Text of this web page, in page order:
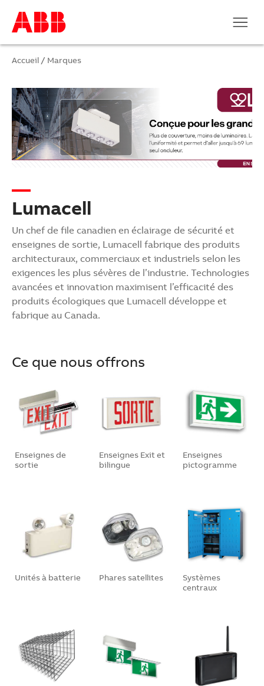
Accueil / Marques
Lumacell
Un chef de file canadien en éclairage de sécurité et
enseignes de sortie, Lumacell fabrique des produits
architecturaux, commerciaux et industriels selon les
exigences les plus sévères de l’industrie. Technologies
avancées et innovation maximisent l’efficacité des
produits écologiques que Lumacell développe et
fabrique au Canada.
Ce que nous offrons
Enseignes de
sortie
Enseignes Exit et
bilingue
Enseignes
pictogramme
Unités à batterie Phares satellites
Systèmes
centraux